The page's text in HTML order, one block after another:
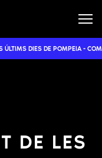
DIES DE POMPEIA - COMPRA
DE LES